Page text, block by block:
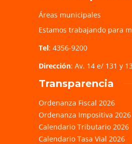
Áreas municipales
Estamos trabajando para
Tel: 4356-9200
Dirección: Av. 14 e/ 131 y
Transparencia
Ordenanza Fiscal 2026
Ordenanza Impositiva 2026
Calendario Tributario 2026
Calendario Tasa Vial 2026